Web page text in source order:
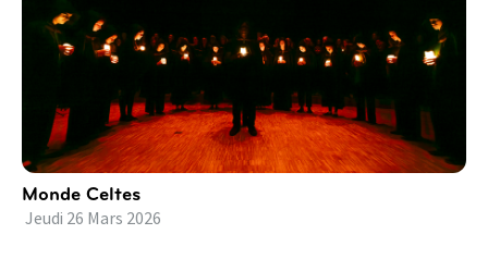
Monde Celtes
Jeudi 26 Mars 2026